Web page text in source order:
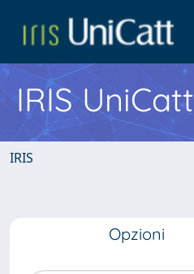
IRIS UniCatt
IRIS
Opzioni